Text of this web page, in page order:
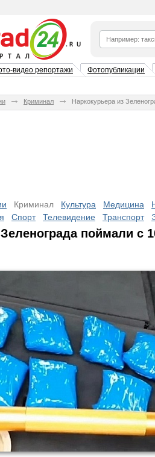
видео репортажи Фотопубликации
Криминал Наркокурьера из
Криминал Культура Медицина
Спорт Телевидение Транспорт
поймали с